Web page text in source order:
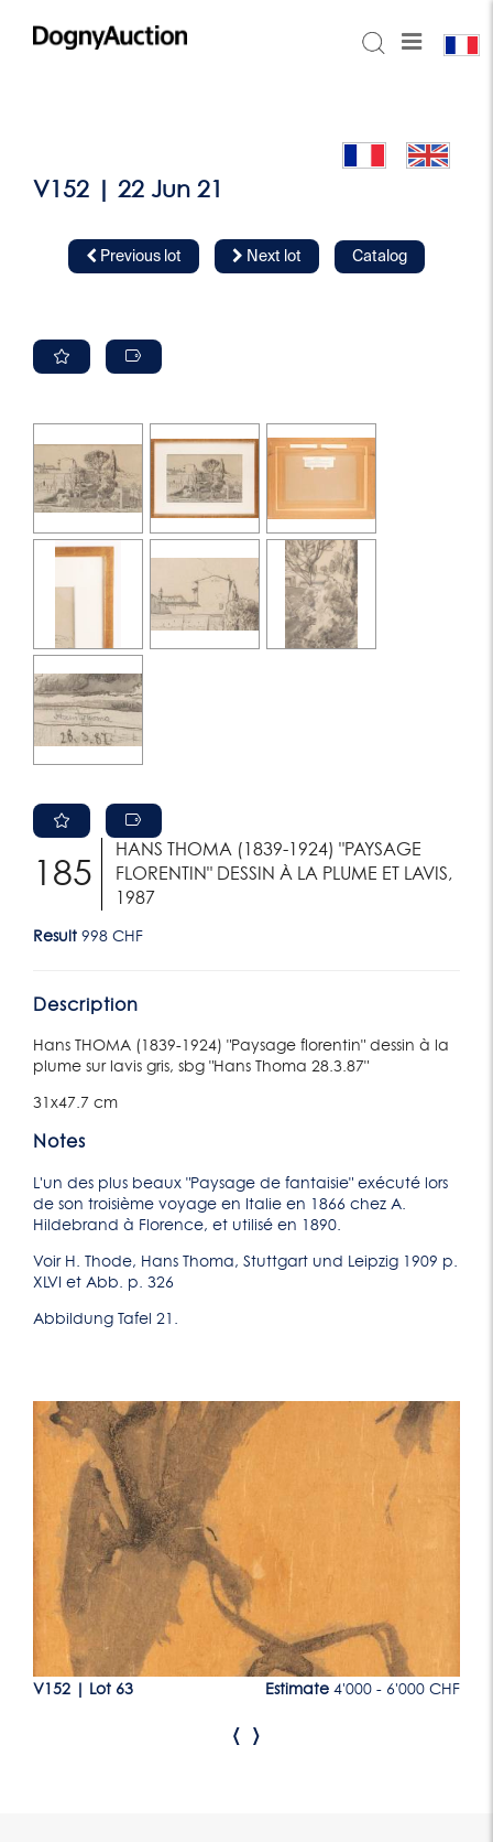
V152 | 22 Jun 21
Previous lot Next lot Catalog
185
HANS THOMA (1839-1924) "PAYSAGE
FLORENTIN" DESSIN À LA PLUME ET LAVIS,
1987
Result 998 CHF
Description
Hans THOMA (1839-1924) "Paysage florentin" dessin à la
plume sur lavis gris, sbg "Hans Thoma 28.3.87"
31x47.7 cm
Notes
L'un des plus beaux "Paysage de fantaisie" exécuté lors
de son troisième voyage en Italie en 1866 chez A.
Hildebrand à Florence, et utilisé en 1890.
Voir H. Thode, Hans Thoma, Stuttgart und Leipzig 1909 p.
XLVI et Abb. p. 326
Abbildung Tafel 21.
Lot 63
V152 Lot 63 Estimate 4'000 - 6'000 CHF
‹ ›